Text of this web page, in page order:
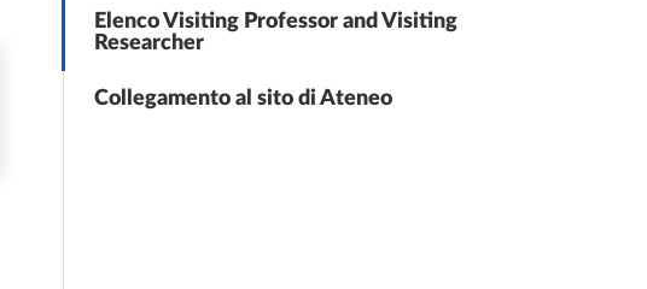
Elenco Visiting Professor and Visiting
Researcher
Collegamento al sito di Ateneo